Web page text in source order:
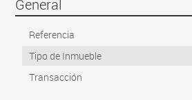
General
Referencia
Tipo de Inmueble
Transacción